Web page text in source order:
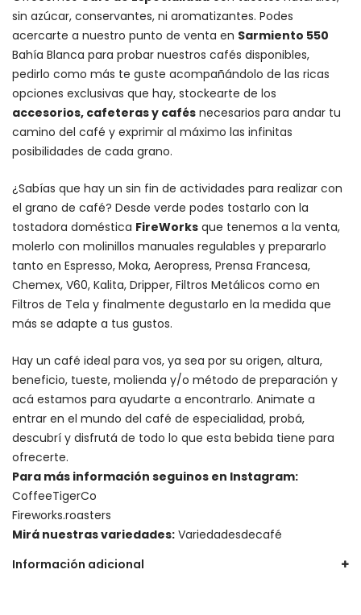
sin azúcar, conservantes, ni aromatizantes. Podes
acercarte a nuestro punto de venta en Sarmiento 550
Bahía Blanca para probar nuestros cafés disponibles,
pedirlo como más te guste acompañándolo de las ricas
opciones exclusivas que hay, stockearte de los
accesorios, cafeteras y cafés necesarios para andar tu
camino del café y exprimir al máximo las infinitas
posibilidades de cada grano.
¿Sabías que hay un sin fin de actividades para realizar con
el grano de café? Desde verde podes tostarlo con la
tostadora doméstica FireWorks que tenemos a la venta,
molerlo con molinillos manuales regulables y prepararlo
tanto en Espresso, Moka, Aeropress, Prensa Francesa,
Chemex, V60, Kalita, Dripper, Filtros Metálicos como en
Filtros de Tela y finalmente degustarlo en la medida que
más se adapte a tus gustos.
Hay un café ideal para vos, ya sea por su origen, altura,
beneficio, tueste, molienda y/o método de preparación y
acá estamos para ayudarte a encontrarlo. Animate a
entrar en el mundo del café de especialidad, probá,
descubrí y disfrutá de todo lo que esta bebida tiene para
ofrecerte.
Para más información seguinos en Instagram:
CoffeeTigerCo
Fireworks.roasters
Mirá nuestras variedades: Variedadesdecafé
Información adicional